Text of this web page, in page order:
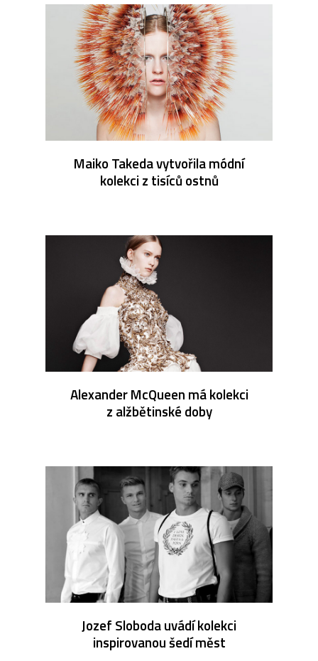
Maiko Takeda vytvořila módní
kolekci z tisíců ostnů
Alexander McQueen má kolekci
z alžbětinské doby
Jozef Sloboda uvádí kolekci
inspirovanou šedí měst